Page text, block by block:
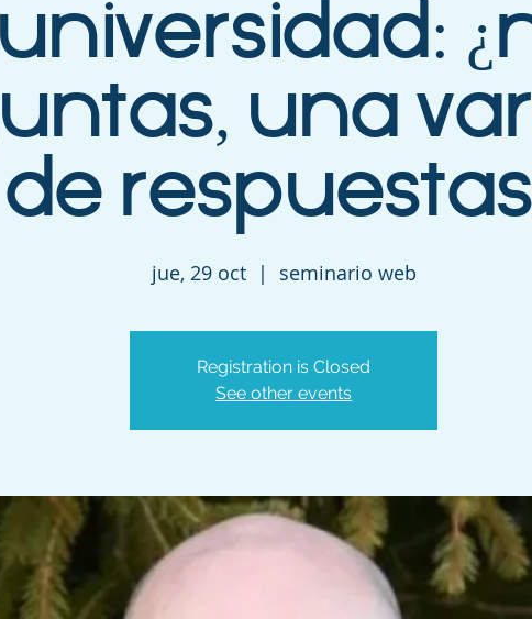
una
de
jue, 29 oct
  |
seminario web
Registration is Closed
See other events